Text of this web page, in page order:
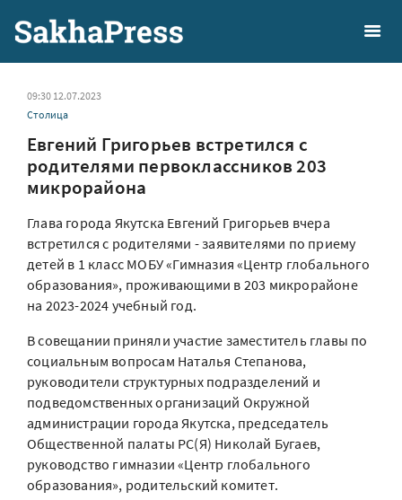
09:30 12.07.2023
Столица
Евгений Григорьев встретился с
родителями первоклассников 203
микрорайона
Глава города Якутска Евгений Григорьев вчера
встретился с родителями - заявителями по приему
детей в 1 класс МОБУ «Гимназия «Центр глобального
образования», проживающими в 203 микрорайоне
на 2023-2024 учебный год.
В совещании приняли участие заместитель главы по
социальным вопросам Наталья Степанова,
руководители структурных подразделений и
подведомственных организаций Окружной
администрации города Якутска, председатель
Общественной палаты РС(Я) Николай Бугаев,
руководство гимназии «Центр глобального
образования», родительский комитет.